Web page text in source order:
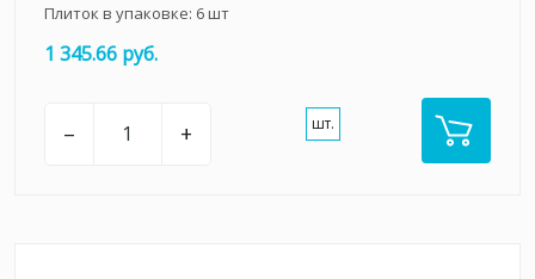
Плиток в упаковке: 6шт
1 345.66 руб.
– + шт.